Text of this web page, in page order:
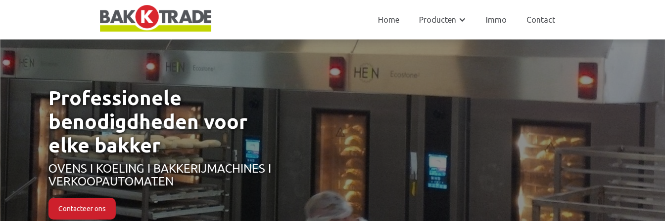
Home Producten Immo Contact
Professionele
benodigdheden voor
elke bakker
OVENS I KOELING I BAKKERIJMACHINES I
VERKOOPAUTOMATEN
Contacteer ons